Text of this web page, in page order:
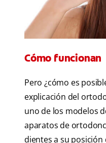
Cómo funcionan
Pero ¿cómo es
explicación del
uno de los modelos
aparatos de
dientes a su